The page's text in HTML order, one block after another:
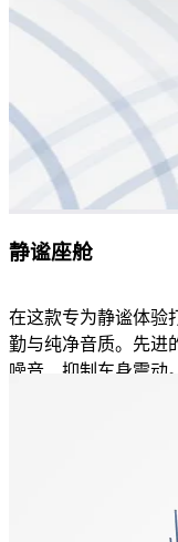
静谧座舱
在这款专为静谧体验
勤与纯净音质。先进
噪音、抑制车身震动